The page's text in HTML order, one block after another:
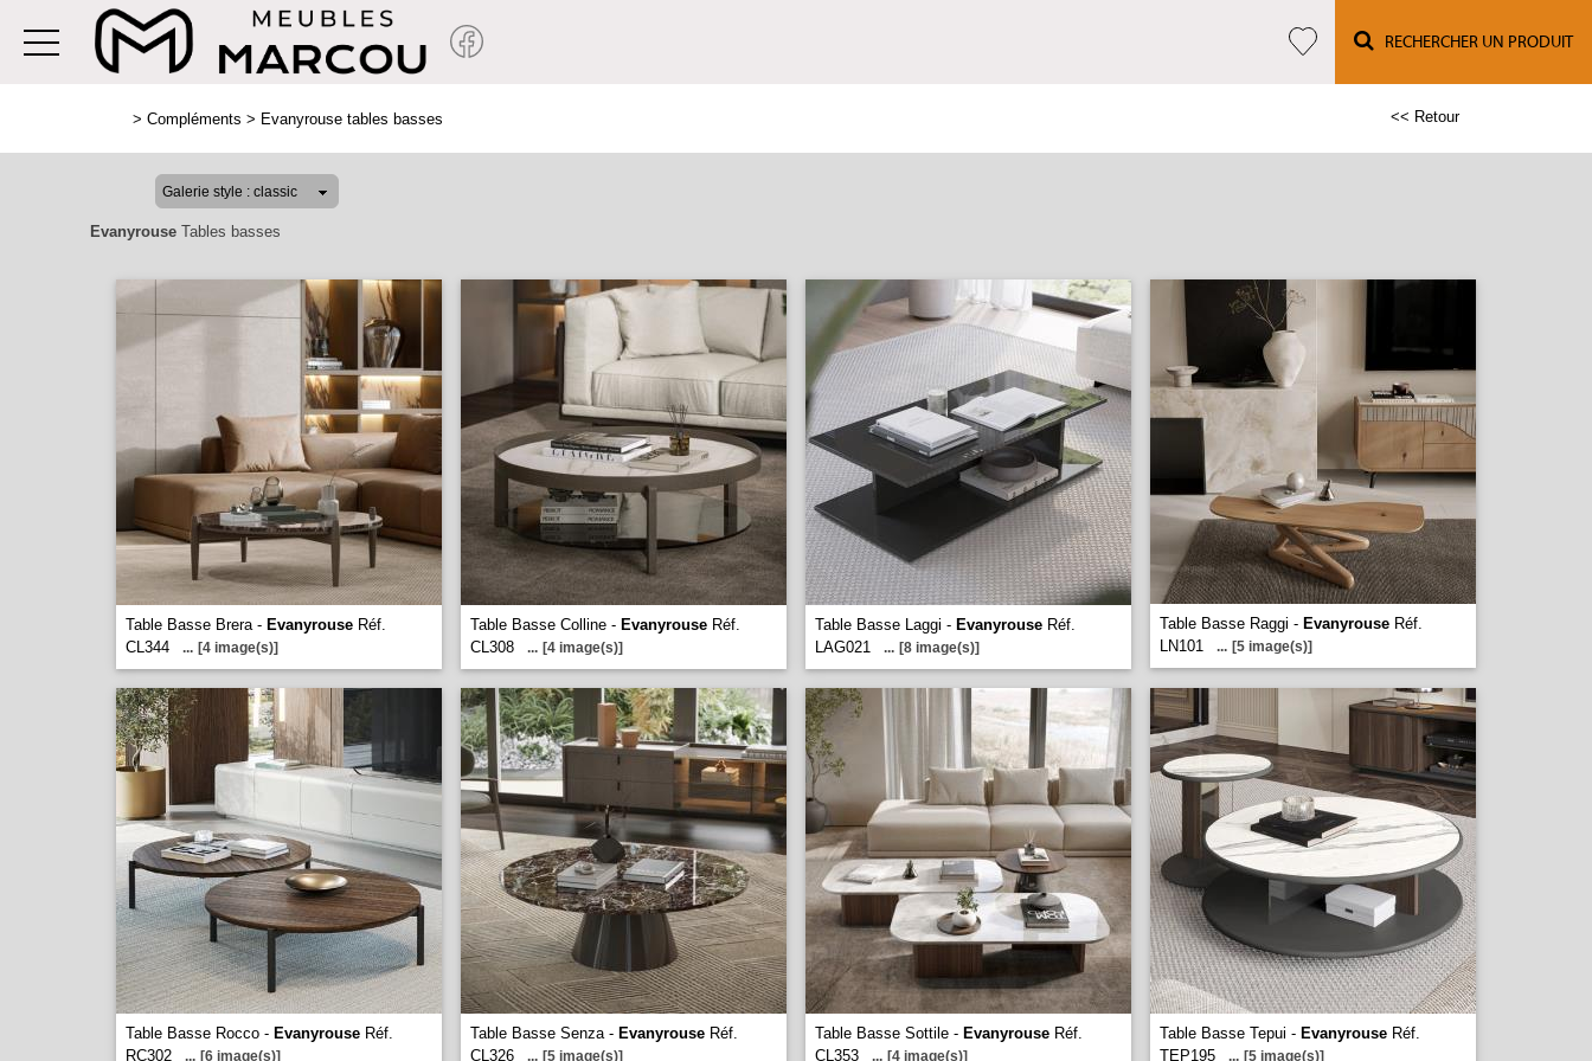
RECHERCHER UN PRODUIT
> Compléments > Evanyrouse tables basses << Retour
Evanyrouse Tables basses
Table Basse Brera - Evanyrouse Réf.
CL344
... [4 image(s)]
Table Basse Colline - Evanyrouse Réf.
CL308
... [4 image(s)]
Table Basse Laggi - Evanyrouse Réf.
LAG021
... [8 image(s)]
Table Basse Raggi - Evanyrouse Réf.
LN101
... [5 image(s)]
Table Basse Rocco - Evanyrouse Réf.
RC302
... [6 image(s)]
Table Basse Senza - Evanyrouse Réf.
CL326
... [5 image(s)]
Table Basse Sottile - Evanyrouse Réf.
CL353
... [4 image(s)]
Table Basse Tepui - Evanyrouse Réf.
TEP195
... [5 image(s)]